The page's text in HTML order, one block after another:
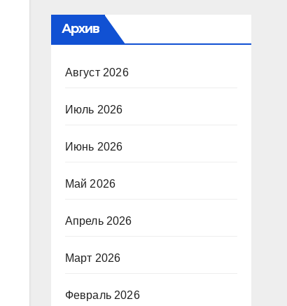
Архив
Август 2026
Июль 2026
Июнь 2026
Май 2026
Апрель 2026
Март 2026
Февраль 2026